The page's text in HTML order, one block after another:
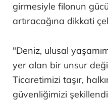
girmesiyle filonun
artıracağına dikkati
"Deniz, ulusal
yer alan bir unsur
Ticaretimizi taşır,
güvenliğimizi